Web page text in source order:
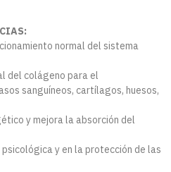
normal del sistema
del colágeno para el
sanguíneos, cartílagos, huesos,
y mejora la absorción del
y en la protección de las